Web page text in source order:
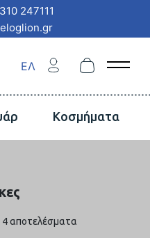
247111
ΕΛ Open
Κοσμήματα
4 αποτελέσματα